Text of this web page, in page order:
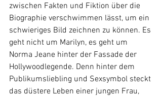
zwischen Fakten und Fiktion über die
Biographie verschwimmen lässt, um ein
schwieriges Bild zeichnen zu können. Es
geht nicht um Marilyn, es geht um
Norma Jeane hinter der Fassade der
Hollywoodlegende. Denn hinter dem
Publikumsliebling und Sexsymbol steckt
das düstere Leben einer jungen Frau,